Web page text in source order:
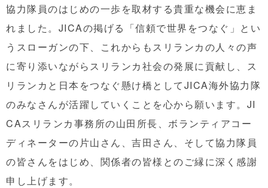
協力隊員のはじめの一歩を取材する貴重な機会に恵ま
れました。JICAの掲げる「信頼で世界をつなぐ」 とい
うスローガンの下、これからもスリランカの人々の声
に寄り添いながらスリランカ社会の発展に貢献し、ス
リランカ と日本をつなぐ懸け橋としてJICA海外協力隊
のみなさんが活躍していくこと を心から願います。JI
CAスリランカ事務所の山田所長、 ボランティアコー
ディネーターの片山さん、吉田さん、そして協力隊員
の皆さんをはじめ、関係者の皆様とのご縁に深く感謝
申し上げます。